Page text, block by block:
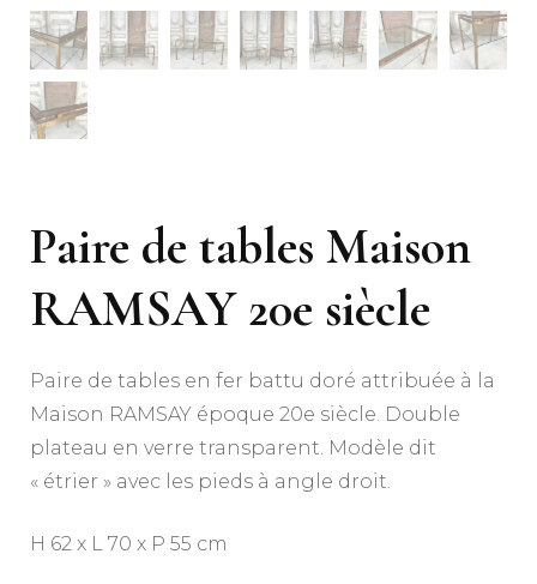
Paire de tables Maison
RAMSAY 20e siècle
Paire de tables en fer battu doré attribuée à la
Maison RAMSAY époque 20e siècle. Double
plateau en verre transparent. Modèle dit
« étrier » avec les pieds à angle droit.
H 62 x L 70 x P 55 cm